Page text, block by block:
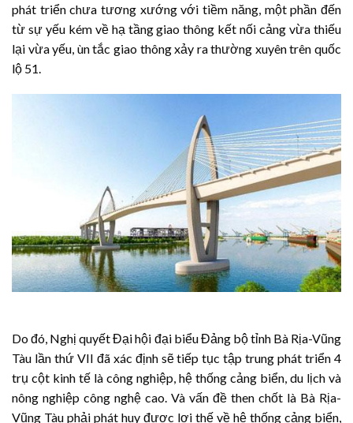
phát triển chưa tương xướng với tiềm năng, một phần đến
từ sự yếu kém về hạ tầng giao thông kết nối cảng vừa thiếu
lại vừa yếu, ùn tắc giao thông xảy ra thường xuyên trên quốc
lộ 51.
Do đó, Nghị quyết Đại hội đại biểu Đảng bộ tỉnh Bà Rịa-Vũng
Tàu lần thứ VII đã xác định sẽ tiếp tục tập trung phát triển 4
trụ cột kinh tế là công nghiệp, hệ thống cảng biển, du lịch và
nông nghiệp công nghệ cao. Và vấn đề then chốt là Bà Rịa-
Vũng Tàu phải phát huy được lợi thế về hệ thống cảng biển,